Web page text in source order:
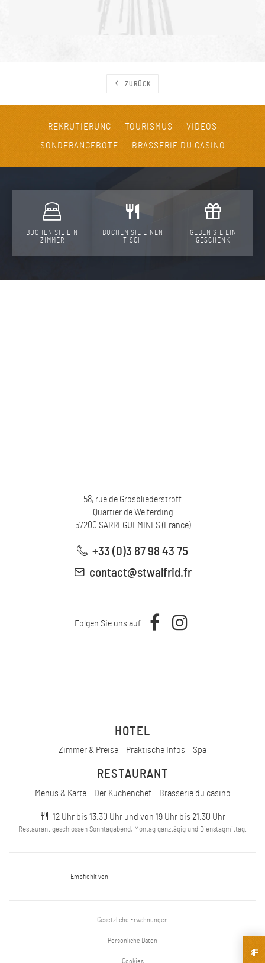
ZURÜCK
REKRUTIERUNG TOURISMUS
VIDEOS
SONDERANGEBOTE
BRASSERIE DU CASINO
BUCHEN SIE EIN
ZIMMER
BUCHEN SIE EINEN
TISCH
GEBEN SIE EIN
GESCHENK
58, rue de Grosbliederstroff
Quartier de Welferding
57200 SARREGUEMINES (France)
+33 (0)3 87 98 43 75
contact@stwalfrid.fr
Folgen Sie uns auf
HOTEL
Zimmer & Preise Praktische Infos Spa
RESTAURANT
Menüs & Karte Der Küchenchef Brasserie du casino
12 Uhr bis 13.30 Uhr und von 19 Uhr bis 21.30 Uhr
Restaurant geschlossen Sonntagabend, Montag ganztägig und Dienstagmittag.
Empfiehlt von
Gesetzliche Erwähnungen
Persönliche Daten
Cookies